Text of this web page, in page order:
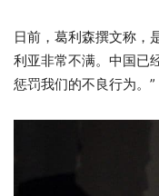
日前，葛利森撰文称，
利亚非常不满。中国已
惩罚我们的不良行为。”